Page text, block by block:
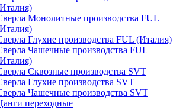
Монолитные производства FUL
Глухие производства FUL (Италия)
Чашечные производства FUL
Сквозные производства SVT
Глухие производства SVT
Чашечные производства SVT
переходные